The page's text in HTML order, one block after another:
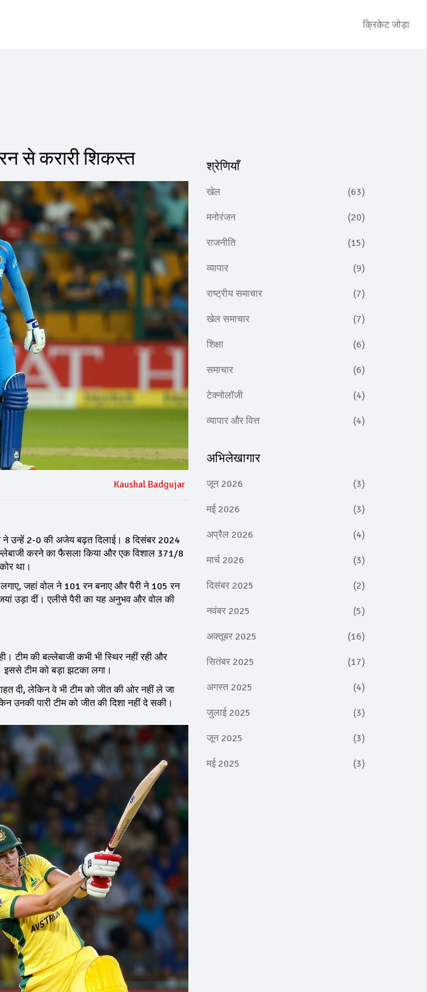
क्रिकेट जोड़ा
से करारी शिकस्त
Kaushal Badgujar
ने उन्हें 2-0 की अजेय बढ़त दिलाई। 8 दिसंबर 2024
करने का फैसला किया और एक विशाल 371/8
था।
जहां वोल ने 101 रन बनाए और पैरी ने 105 रन
उड़ा दीं। एलीसे पैरी का यह अनुभव और वोल की
टीम की बल्लेबाजी कभी भी स्थिर नहीं रही और
इससे टीम को बड़ा झटका लगा।
दी, लेकिन वे भी टीम को जीत की ओर नहीं ले जा
उनकी पारी टीम को जीत की दिशा नहीं दे सकी।
श्रेणियाँ
खेल (63)
मनोरंजन (20)
राजनीति (15)
व्यापार (9)
राष्ट्रीय समाचार (7)
खेल समाचार (7)
शिक्षा (6)
समाचार (6)
टेक्नोलॉजी (4)
व्यापार और वित्त (4)
अभिलेखागार
जून 2026 (3)
मई 2026 (3)
अप्रैल 2026 (4)
मार्च 2026 (3)
दिसंबर 2025 (2)
नवंबर 2025 (5)
अक्तूबर 2025 (16)
सितंबर 2025 (17)
अगस्त 2025 (4)
जुलाई 2025 (3)
जून 2025 (3)
मई 2025 (3)